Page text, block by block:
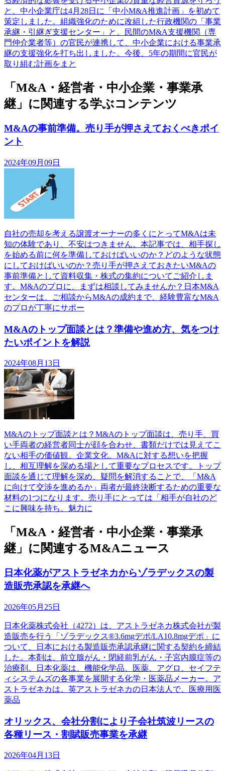
と、中小企業庁は4月28日に「中小M&A推進計画」を初めて
策定しました。組織強化のために改組した行政機関の「事業
承継・引継ぎ支援センター」と、民間のM&A支援機関（専
門仲介業者等）の官民が連携して、中小企業における事業承
継の支援強化を打ち出しました。今後、5年の期間に官民が
取り組む計画をまと
「M&A・経営者・中小企業・事業承
継」に関連する学ぶコンテンツ
M&Aの事前準備。売り手が押さえておくべきポイ
ント
2024年09月09日
自社の売却を考える譲渡オーナーの多くにとってM&Aは未
知の体験であり、不安はつきません。本記事では、相手探し
を始める前に何を準備しておけばいいのか？どのような状態
にしておけばいいのか？売り手が押さえておきたいM&Aの
事前準備として資料収集・株式の集約についてご紹介しま
す。M&Aのプロに、まずは相談してみませんか？日本M&A
センターは、ご相談からM&Aの成約まで、経験豊富なM&A
のプロが丁寧にサポー
M&Aのトップ面談とは？準備や進め方、気をつけ
たいポイントを解説
2024年08月13日
M&Aのトップ面談とは？M&Aのトップ面談は、売り手、買
い手両者の経営者同士が顔を合わせ、書類だけでは見えてこ
ない相手の価値観、企業文化、M&Aに対する想いを把握
し、相互理解を深める場として重要なプロセスです。トップ
面談を通じて理解を深め、疑問を解消することで、「M&A
に向けて交渉を進めるか」両者が最終決断するための重要な
材料の1つになります。売り手にとっては「相手が自社のど
こに興味を持ち、魅力に
「M&A・経営者・中小企業・事業承
継」に関連するM&Aニュース
日本化薬がアストラゼネカからゾラデックスの製
造販売承認を承継へ
2026年05月25日
日本化薬株式会社（4272）は、アストラゼネカ株式会社が製
造販売を行う「ゾラデックス®3.6mgデポ/LA10.8mgデポ」に
ついて、日本における製造販売承認承継に関する契約を締結
した。本剤は、前立腺がん・閉経前乳がん・子宮内膜症等の
治療剤。日本化薬は、機能化学品、医薬、アグロ、セイフテ
ィシステムズの各事業を展開する化学・医薬品メーカー。ア
ストラゼネカは、英アストラゼネカの日本法人で、医療用医
薬品
オリックス、会社分割により子会社筑波リースの
各種リース・割賦販売事業を承継
2026年04月13日